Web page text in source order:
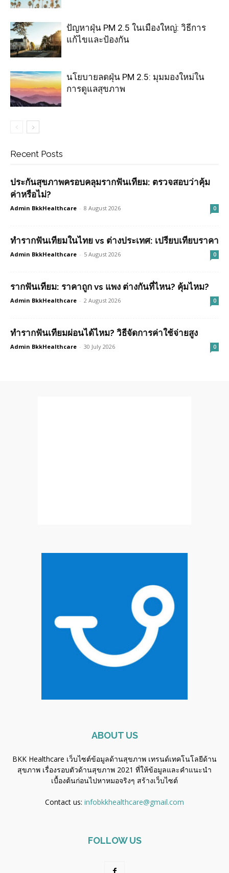
ปัญหาฝุ่น PM 2.5 ในเมืองใหญ่: วิธีการ
แก้ไขและป้องกัน
นโยบายลดฝุ่น PM 2.5: มุมมองใหม่ใน
การดูแลสุขภาพ
Recent Posts
ประกันสุขภาพครอบคลุมรากฟันเทียม: ตรวจสอบว่าคุ้ม
ค่าหรือไม่?
Admin BkkHealthcare - 8 August 2026 0
ทำรากฟันเทียมในไทย vs ต่างประเทศ: เปรียบเทียบราคา
Admin BkkHealthcare - 5 August 2026 0
รากฟันเทียม: ราคาถูก vs แพง ต่างกันที่ไหน? คุ้มไหม?
Admin BkkHealthcare - 2 August 2026 0
ทำรากฟันเทียมผ่อนได้ไหม? วิธีจัดการค่าใช้จ่ายสูง
Admin BkkHealthcare - 30 July 2026 0
ABOUT US
BKK Healthcare เว็บไซต์ข้อมูลด้านสุขภาพ เทรนด์เทคโนโลยีด้าน
สุขภาพ เรื่องรอบตัวด้านสุขภาพ 2021 ที่ให้ข้อมูลและคำแนะนำ
เบื้องต้นก่อนไปหาหมอจริงๆ สร้างเว็บไซต์
Contact us: infobkkhealthcare@gmail.com
FOLLOW US